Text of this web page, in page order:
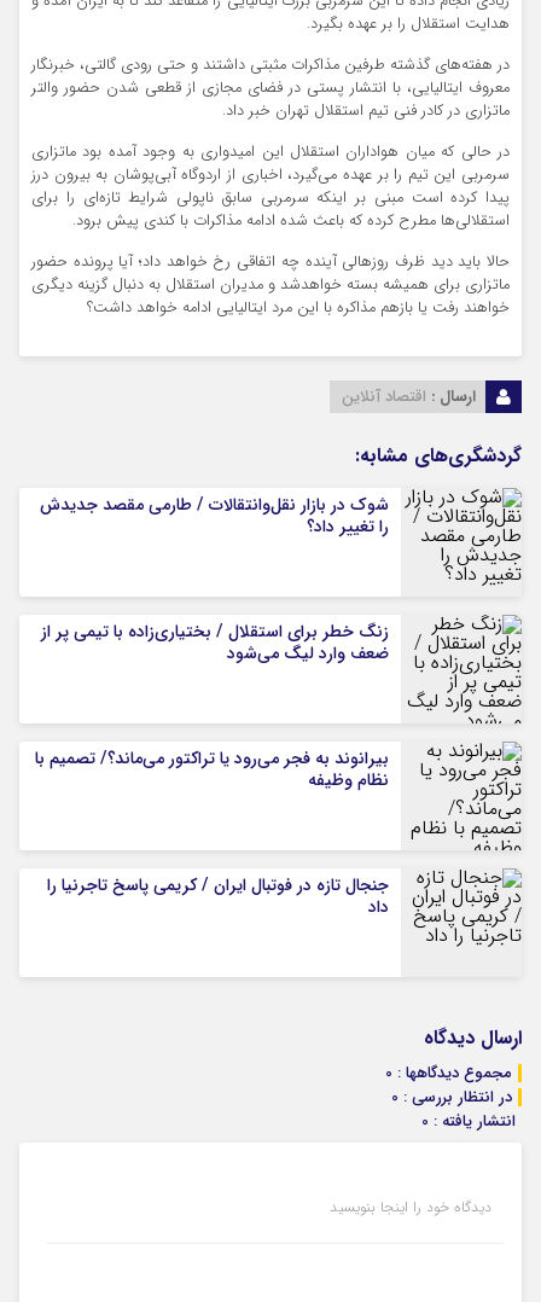
هدایت استقلال را بر عهده بگیرد.
در هفته‌های گذشته طرفین مذاکرات مثبتی داشتند و حتی رودی گالتی، خبرنگار
معروف ایتالیایی، با انتشار پستی در فضای مجازی از قطعی شدن حضور والتر
ماتزاری در کادر فنی تیم استقلال تهران خبر داد.
در حالی که میان هواداران استقلال این امیدواری به وجود آمده بود ماتزاری
سرمربی این تیم را بر عهده می‌گیرد، اخباری از اردوگاه آبی‌پوشان به بیرون درز
پیدا کرده است مبنی بر اینکه سرمربی سابق ناپولی شرایط تازه‌ای را برای
استقلالی‌ها مطرح کرده که باعث شده ادامه مذاکرات با کندی پیش برود.
حالا باید دید ظرف روزهالی آینده چه اتفاقی رخ خواهد داد؛ آیا پرونده حضور
ماتزاری برای همیشه بسته خواهدشد و مدیران استقلال به دنبال گزینه دیگری
خواهند رفت یا بازهم مذاکره با این مرد ایتالیایی ادامه خواهد داشت؟
ارسال : اقتصاد آنلاین
گردشگری‌های مشابه:
شوک در بازار نقل‌وانتقالات / طارمی مقصد جدیدش
را تغییر داد؟
زنگ خطر برای استقلال / بختیاری‌زاده با تیمی پر از
ضعف وارد لیگ می‌شود
بیرانوند به فجر می‌رود یا تراکتور می‌ماند؟/ تصمیم با
نظام وظیفه
جنجال تازه در فوتبال ایران / کریمی پاسخ تاجرنیا را
داد
ارسال دیدگاه
مجموع دیدگاهها : 0
در انتظار بررسی : 0
انتشار یافته : 0
دیدگاه خود را اینجا بنویسید